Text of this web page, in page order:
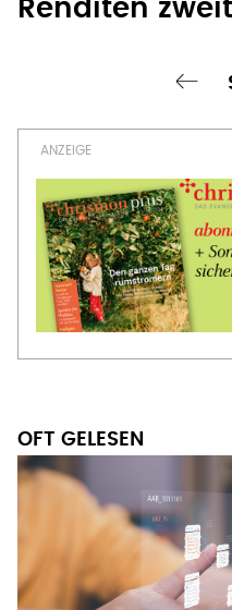
Renditen
OFT GELESEN